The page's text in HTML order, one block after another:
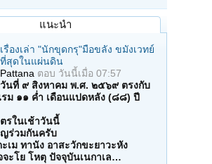
แนะนำ
เรื่องเล่า "นักขุดกรุ"มือขลัง ขมังเวทย์
ที่สุดในแผ่นดิน
Pattana ตอบ วันนี้เมื่อ 07:57
วันที่ ๙ สิงหาคม พ.ศ. ๒๕๖๙ ตรงกับ
ม ๑๑ ค่ำ เดือนแปดหลัง (๘๘) ปี
รในเช้าวันนี้
ร่วมกันครับ
เม ทานัง อาสะวักขะยาวะหัง
ะโย โหตุ ปัจจุบันเนกาเล…